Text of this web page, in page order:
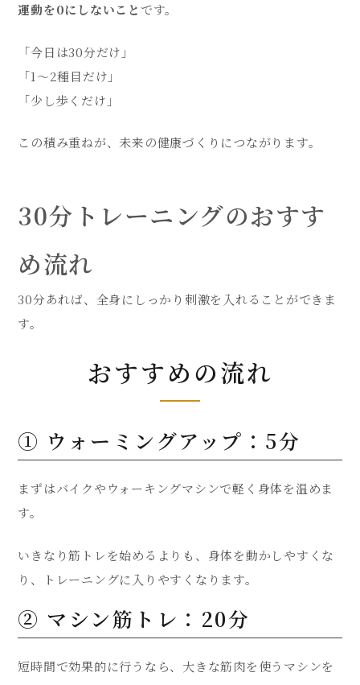
運動を0にしないこと です。
「今日は30分だけ」
「1〜2種目だけ」
「少し歩くだけ」
この積み重ねが、未来の健康づくりにつながります。
30分トレーニングのおすす
め流れ
30分あれば、全身にしっかり刺激を入れることができま
す。
おすすめの流れ
① ウォーミングアップ：5分
まずはバイクやウォーキングマシンで軽く身体を温めま
す。
いきなり筋トレを始めるよりも、身体を動かしやすくな
り、トレーニングに入りやすくなります。
② マシン筋トレ：20分
短時間で効果的に行うなら、大きな筋肉を使うマシンを